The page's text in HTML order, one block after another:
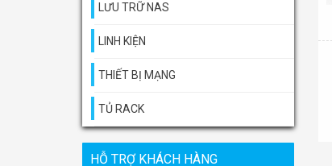
LƯU TRỮ NAS
LINH KIỆN
THIẾT BỊ MẠNG
TỦ RACK
HỖ TRỢ KHÁCH HÀNG
Thêm vào giỏ